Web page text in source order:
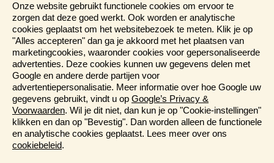
Zanzibar - exotisch specerijeneiland
Dag 35. Mikumi - Dar es Salaam
Dag 36. Dar es Salaam - ferry naar Zanzibar, Stonetown
Dag 37. Zanzibar, Stonetown, optionele specerijentour
Dag 38. Zanzibar, Nungwi strand
Dag 39. Zanzibar, Nungwi strand, optionele snorkeltocht
Dag 40. Zanzibar, Nungwi strand
Dag 41. Zanzibar - ferry Dar es Salaam - Amsterdam
Dag 42. aankomst Amsterdam
Vandaag nemen we afscheid van onze chauffeur en
steken met de reisbegeleider met de ferry over naar
Cookiebeleid
Privacy verklaring
Reis en boek met Djoser zekerheid
Meer weten?
Brochures aanvragen
Informatiedagen
Magazine
Aanmelden nieuwsbrief
Onze website gebruikt functionele cookies om ervoor te
zorgen dat deze goed werkt. Ook worden er analytische
cookies geplaatst om het websitebezoek te meten. Klik je op
"Alles accepteren" dan ga je akkoord met het plaatsen van
marketingcookies, waaronder cookies voor gepersonaliseerde
advertenties. Deze cookies kunnen uw gegevens delen met
Google en andere derde partijen voor
advertentiepersonalisatie. Meer informatie over hoe Google uw
gegevens gebruikt, vindt u op Google’s Privacy &
Voorwaarden. Wil je dit niet, dan kun je op "Cookie-instellingen"
klikken en dan op "Bevestig". Dan worden alleen de functionele
en analytische cookies geplaatst. Lees meer over ons
cookiebeleid.